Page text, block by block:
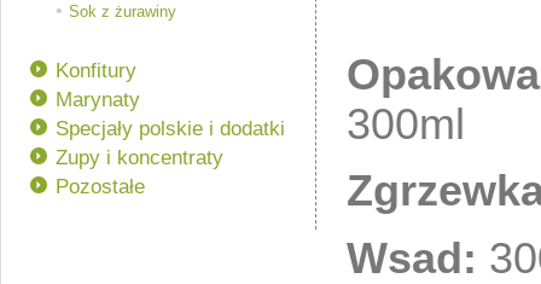
Sok z żurawiny
Konfitury
Marynaty
Specjały polskie i dodatki
Zupy i koncentraty
Pozostałe
300ml
Wsad: